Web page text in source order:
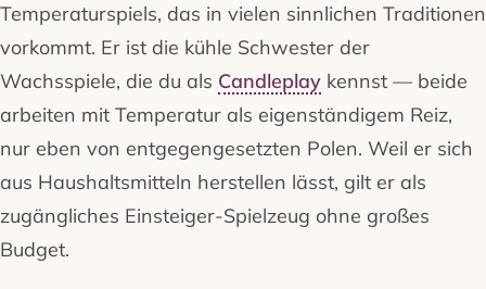
Temperaturspiels, das in vielen sinnlichen Traditionen
vorkommt. Er ist die kühle Schwester der
Wachsspiele, die du als Candleplay kennst — beide
arbeiten mit Temperatur als eigenständigem Reiz,
nur eben von entgegengesetzten Polen. Weil er sich
aus Haushaltsmitteln herstellen lässt, gilt er als
zugängliches Einsteiger-Spielzeug ohne großes
Budget.